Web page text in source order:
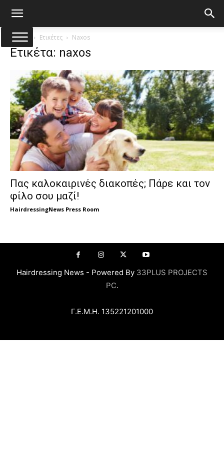
Αρχική Ετικέτες Naxos
Ετικέτα: naxos
Πας καλοκαιρινές διακοπές; Πάρε και τον
φίλο σου μαζί!
HairdressingNews Press Room
Hairdressing News - Powered By 33PLUS PROJECTS
PC.
Γ.Ε.Μ.Η. 135221201000